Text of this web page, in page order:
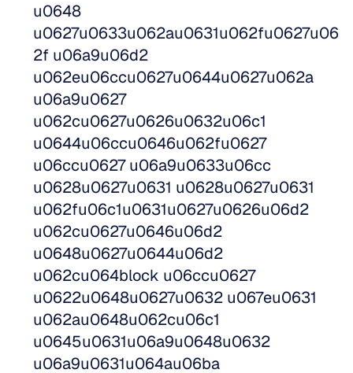
u0648
u0627u0633u062au0631u062fu0627u06
2f u06a9u06d2
u062eu06ccu0627u0644u0627u062a
u06a9u0627
u062cu0627u0626u0632u06c1
u0644u06ccu0646u062fu0627
u06ccu0627 u06a9u0633u06cc
u0628u0627u0631 u0628u0627u0631
u062fu06c1u0631u0627u0626u06d2
u062cu0627u0646u06d2
u0648u0627u0644u06d2
u062cu064block u06ccu0627
u0622u0648u0627u0632 u067eu0631
u062au0648u062cu06c1
u0645u0631u06a9u0648u0632
u06a9u0631u064au06ba